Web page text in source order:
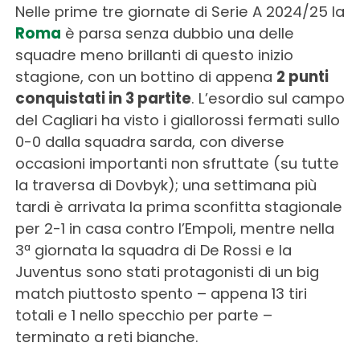
Nelle prime tre giornate di Serie A 2024/25 la
Roma è parsa senza dubbio una delle
squadre meno brillanti di questo inizio
stagione, con un bottino di appena 2 punti
conquistati in 3 partite. L’esordio sul campo
del Cagliari ha visto i giallorossi fermati sullo
0-0 dalla squadra sarda, con diverse
occasioni importanti non sfruttate (su tutte
la traversa di Dovbyk); una settimana più
tardi è arrivata la prima sconfitta stagionale
per 2-1 in casa contro l’Empoli, mentre nella
3ª giornata la squadra di De Rossi e la
Juventus sono stati protagonisti di un big
match piuttosto spento – appena 13 tiri
totali e 1 nello specchio per parte –
terminato a reti bianche.